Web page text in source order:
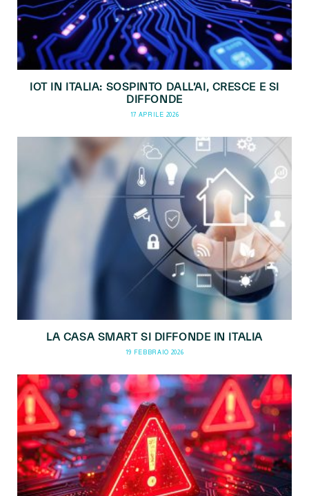
IOT IN ITALIA: SOSPINTO DALL’AI, CRESCE E SI
DIFFONDE
17 APRILE 2026
LA CASA SMART SI DIFFONDE IN ITALIA
19 FEBBRAIO 2026